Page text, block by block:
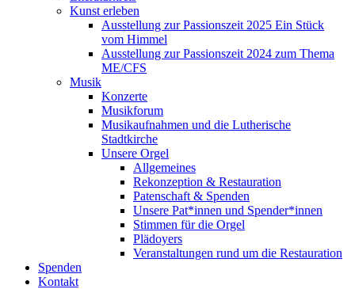
Kunst erleben
Ausstellung zur Passionszeit 2025 Ein Stück
vom Himmel
Ausstellung zur Passionszeit 2024 zum Thema
ME/CFS
Musik
Konzerte
Musikforum
Musikaufnahmen und die Lutherische
Stadtkirche
Unsere Orgel
Allgemeines
Rekonzeption & Restauration
Patenschaft & Spenden
Unsere Pat*innen und Spender*innen
Stimmen für die Orgel
Plädoyers
Veranstaltungen rund um die Restauration
Spenden
Kontakt